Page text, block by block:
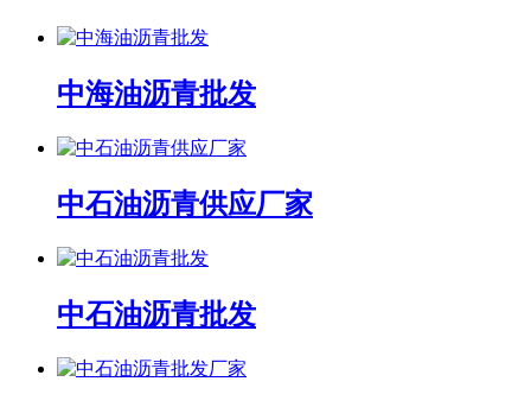
中海油沥青批发
中石油沥青供应厂家
中石油沥青批发